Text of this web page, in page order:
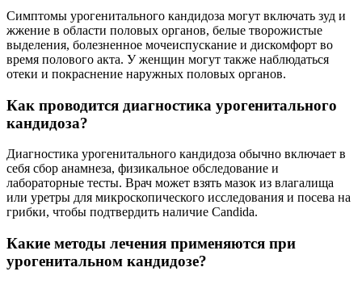
Симптомы урогенитального кандидоза могут включать зуд и
жжение в области половых органов, белые творожистые
выделения, болезненное мочеиспускание и дискомфорт во
время полового акта. У женщин могут также наблюдаться
отеки и покраснение наружных половых органов.
Как проводится диагностика урогенитального
кандидоза?
Диагностика урогенитального кандидоза обычно включает в
себя сбор анамнеза, физикальное обследование и
лабораторные тесты. Врач может взять мазок из влагалища
или уретры для микроскопического исследования и посева на
грибки, чтобы подтвердить наличие Candida.
Какие методы лечения применяются при
урогенитальном кандидозе?